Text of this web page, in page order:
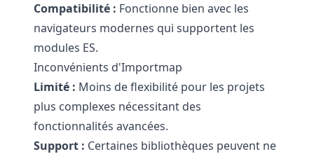
Compatibilité : Fonctionne bien avec les
navigateurs modernes qui supportent les
modules ES.
Inconvénients d'Importmap
Limité : Moins de flexibilité pour les projets
plus complexes nécessitant des
fonctionnalités avancées.
Support : Certaines bibliothèques peuvent ne